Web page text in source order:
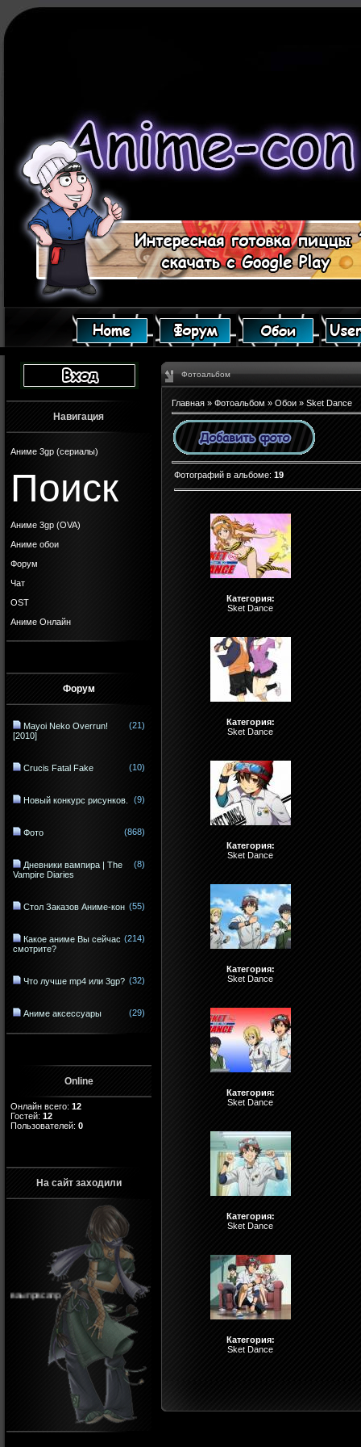
Навигация
Аниме 3gp (сериалы)
Поиск
Аниме 3gp (OVA)
Аниме обои
Форум
Чат
OST
Аниме Онлайн
Форум
Mayoi Neko Overrun!
[2010]
(21)
Crucis Fatal Fake (10)
Новый конкурс рисунков. (9)
Фото (868)
Дневники вампира | The
Vampire Diaries
(8)
Стол Заказов Аниме-кон (55)
Какое аниме Вы сейчас
смотрите?
(214)
Что лучше mp4 или 3gp? (32)
Аниме аксессуары (29)
Online
Онлайн всего: 12
Гостей: 12
Пользователей: 0
На сайт заходили
Фотоальбом
Главная » Фотоальбом » Обои » Sket Dance
Фотографий в альбоме: 19
Категория:
Sket Dance
Категория:
Sket Dance
Категория:
Sket Dance
Категория:
Sket Dance
Категория:
Sket Dance
Категория:
Sket Dance
Категория:
Sket Dance